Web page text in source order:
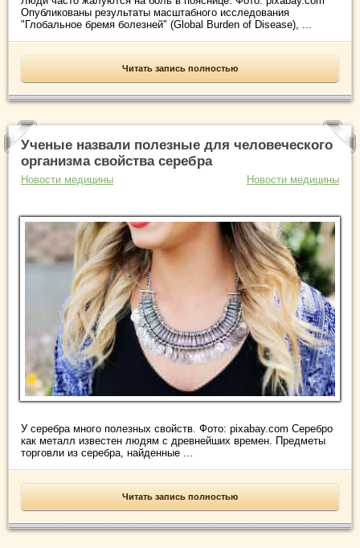
Опубликованы результаты масштабного исследования
"Глобальное бремя болезней" (Global Burden of Disease), ...
Читать запись полностью
Ученые назвали полезные для человеческого
организма свойства серебра
Новости медицины Новости медицины
У серебра много полезных свойств. Фото: pixabay.com Серебро
как металл известен людям с древнейших времен. Предметы
торговли из серебра, найденные ...
Читать запись полностью